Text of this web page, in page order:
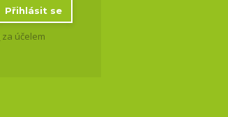
Přihlásit se
za účelem